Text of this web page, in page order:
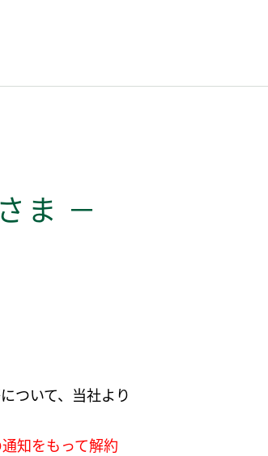
ま －
ついて、当社より
知をもって解約